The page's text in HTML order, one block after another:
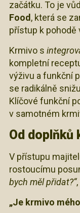
začátku. To je
Food , která se
přístup k pohodě
Krmivo s
kompletní
výživu a funkční
se radikálně
Klíčové funkční
v samotném
Od doplňků
V přístupu
rostoucímu
bych měl přidat?“
„Je krmivo